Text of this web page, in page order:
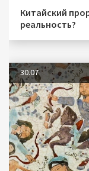
Китайский
реальность?
30.07